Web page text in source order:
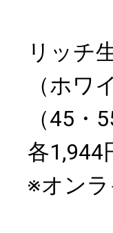
リッチ
（ホワ
（45・
各1,944
※オン